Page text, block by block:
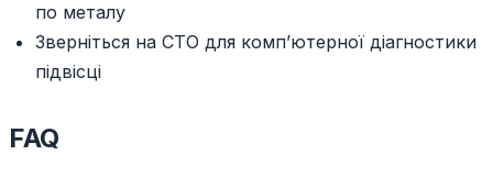
по металу
Зверніться на СТО для комп’ютерної діагностики
підвісці
FAQ